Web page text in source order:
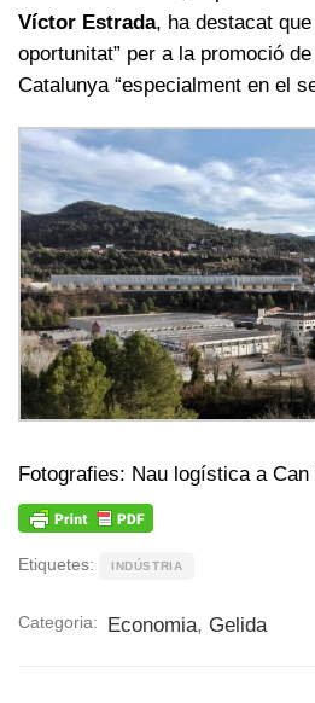
Víctor Estrada, ha destacat
oportunitat” per a la promoció
Catalunya “especialment en el
Fotografies: Nau logística a
Etiquetes: INDÚSTRIA
Categoria: Economia, Gelida